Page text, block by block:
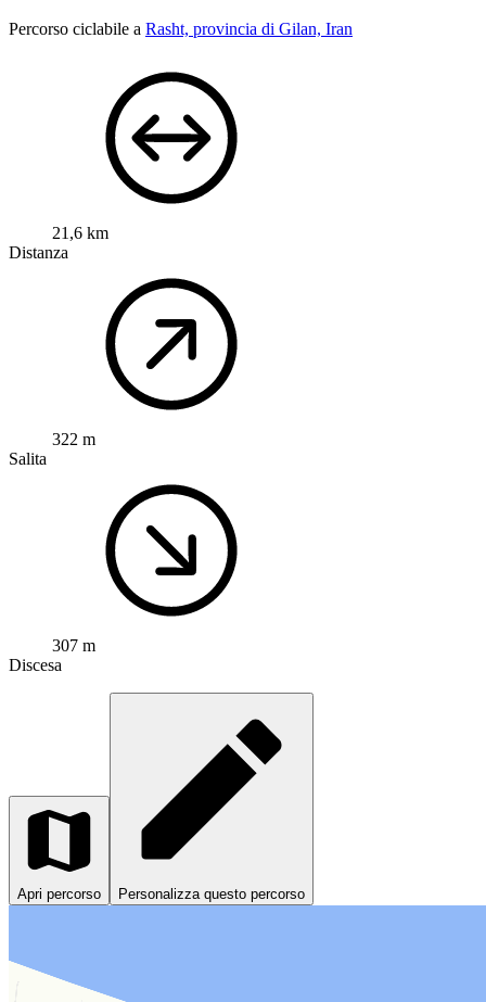
Percorso ciclabile a Rasht, provincia di Gilan, Iran
21,6 km
Distanza
322 m
Salita
307 m
Discesa
Apri percorso Personalizza questo percorso